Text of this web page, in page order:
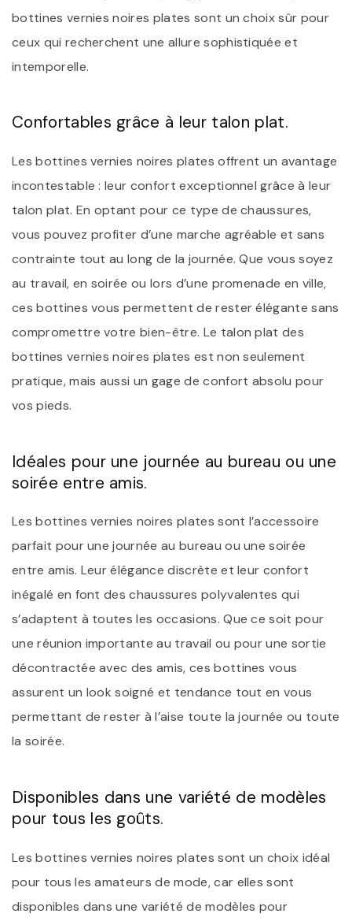
bottines vernies noires plates sont un choix sûr pour
ceux qui recherchent une allure sophistiquée et
intemporelle.
Confortables grâce à leur talon plat.
Les bottines vernies noires plates offrent un avantage
incontestable : leur confort exceptionnel grâce à leur
talon plat. En optant pour ce type de chaussures,
vous pouvez profiter d’une marche agréable et sans
contrainte tout au long de la journée. Que vous soyez
au travail, en soirée ou lors d’une promenade en ville,
ces bottines vous permettent de rester élégante sans
compromettre votre bien-être. Le talon plat des
bottines vernies noires plates est non seulement
pratique, mais aussi un gage de confort absolu pour
vos pieds.
Idéales pour une journée au bureau ou une
soirée entre amis.
Les bottines vernies noires plates sont l’accessoire
parfait pour une journée au bureau ou une soirée
entre amis. Leur élégance discrète et leur confort
inégalé en font des chaussures polyvalentes qui
s’adaptent à toutes les occasions. Que ce soit pour
une réunion importante au travail ou pour une sortie
décontractée avec des amis, ces bottines vous
assurent un look soigné et tendance tout en vous
permettant de rester à l’aise toute la journée ou toute
la soirée.
Disponibles dans une variété de modèles
pour tous les goûts.
Les bottines vernies noires plates sont un choix idéal
pour tous les amateurs de mode, car elles sont
disponibles dans une variété de modèles pour